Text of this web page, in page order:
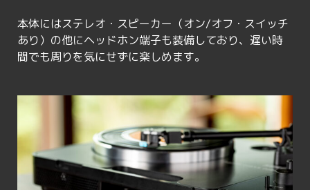
本体にはステレオ・スピーカー（オン/オフ・スイッチ
あり）の他にヘッドホン端子も装備しており、遅い時
間でも周りを気にせずに楽しめます。